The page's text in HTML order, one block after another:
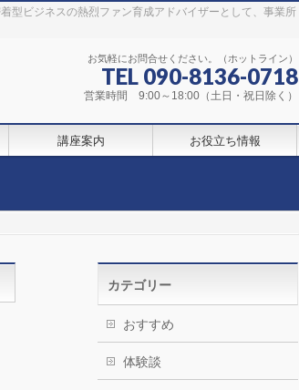
型ビジネスの熱烈ファン育成アドバイザーとして、事業所
お気軽にお問合せください。（ホットライン）
TEL 090-8136-0718
営業時間 9:00～18:00（土日・祝日除く）
講座案内 お役立ち情報
カテゴリー
おすすめ
体験談